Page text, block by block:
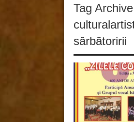
Tag
sărbătoririi